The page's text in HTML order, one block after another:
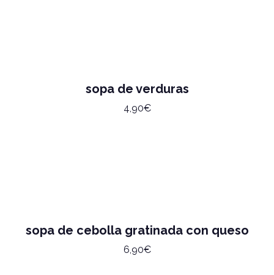
sopa de verduras
4,90€
sopa de cebolla gratinada con queso
6,90€